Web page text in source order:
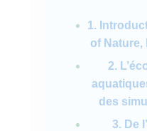
1.
of Nature,
2.
des
3. De